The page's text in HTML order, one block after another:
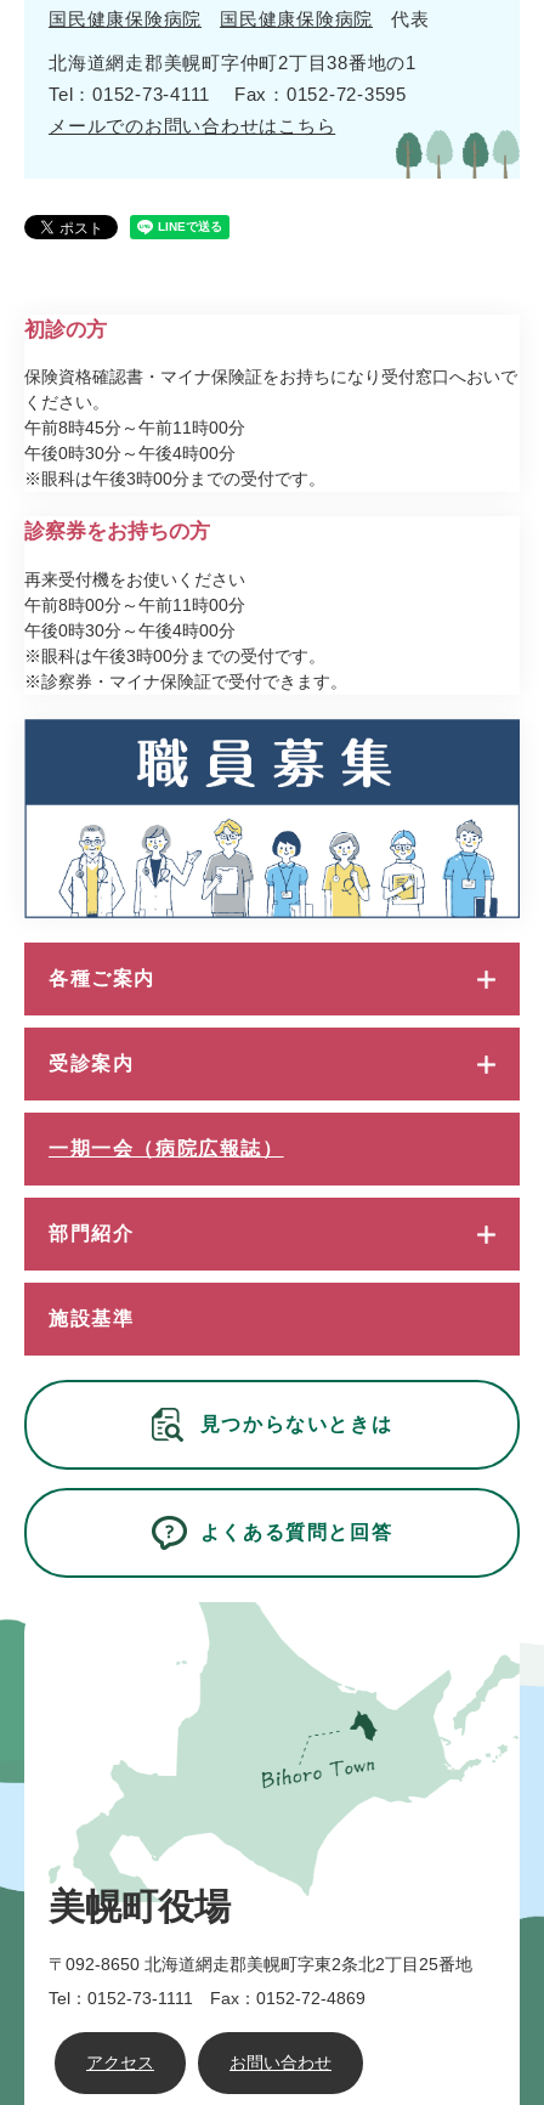
国民健康保険病院 国民健康保険病院 代表
北海道網走郡美幌町字仲町2丁目38番地の1
Tel：0152-73-4111
Fax：0152-72-3595
メールでのお問い合わせはこちら
初診の方
保険資格確認書・マイナ保険証をお持ちになり受付窓口へおいで
ください。
​午前8時45分～午前11時00分
午後0時30分～午後4時00分
※眼科は午後3時00分までの受付です。
診察券をお持ちの方
再来受付機をお使いください
午前8時00分～午前11時00分
午後0時30分～午後4時00分
※眼科は午後3時00分までの受付です。
※診察券・マイナ保険証で受付できます。
各種ご案内
受診案内
一期一会（病院広報誌）
部門紹介
施設基準
見つからないときは
よくある質問と回答
美幌町役場
〒092-8650 北海道網走郡美幌町字東2条北2丁目25番地
Tel：0152-73-1111 Fax：0152-72-4869
アクセス お問い合わせ